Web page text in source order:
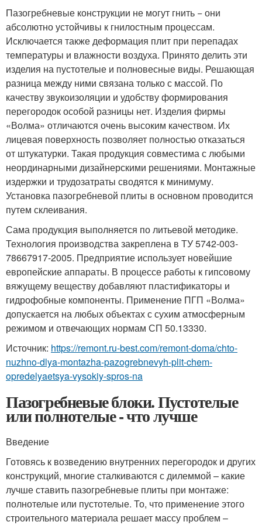
Пазогребневые конструкции не могут гнить − они
абсолютно устойчивы к гнилостным процессам.
Исключается также деформация плит при перепадах
температуры и влажности воздуха. Принято делить эти
изделия на пустотелые и полновесные виды. Решающая
разница между ними связана только с массой. По
качеству звукоизоляции и удобству формирования
перегородок особой разницы нет. Изделия фирмы
«Волма» отличаются очень высоким качеством. Их
лицевая поверхность позволяет полностью отказаться
от штукатурки. Такая продукция совместима с любыми
неординарными дизайнерскими решениями. Монтажные
издержки и трудозатраты сводятся к минимуму.
Установка пазогребневой плиты в основном проводится
путем склеивания.
Сама продукция выполняется по литьевой методике.
Технология производства закреплена в ТУ 5742-003-
78667917-2005. Предприятие использует новейшие
европейские аппараты. В процессе работы к гипсовому
вяжущему веществу добавляют пластификаторы и
гидрофобные компоненты. Применение ПГП «Волма»
допускается на любых объектах с сухим атмосферным
режимом и отвечающих нормам СП 50.13330.
Источник: https://remont.ru-best.com/remont-doma/chto-
nuzhno-dlya-montazha-pazogrebnevyh-plit-chem-
opredelyaetsya-vysokiy-spros-na
Пазогребневые блоки. Пустотелые
или полнотелые - что лучше
Введение
Готовясь к возведению внутренних перегородок и других
конструкций, многие сталкиваются с дилеммой – какие
лучше ставить пазогребневые плиты при монтаже:
полнотелые или пустотелые. То, что применение этого
строительного материала решает массу проблем –